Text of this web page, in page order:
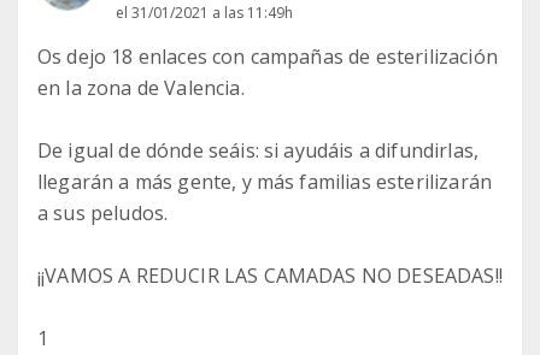
el 31/01/2021 a las 11:49h
Os dejo 18 enlaces con campañas de esterilización
en la zona de Valencia.
De igual de dónde seáis: si ayudáis a difundirlas,
llegarán a más gente, y más familias esterilizarán
a sus peludos.
¡¡VAMOS A REDUCIR LAS CAMADAS NO DESEADAS!!
1